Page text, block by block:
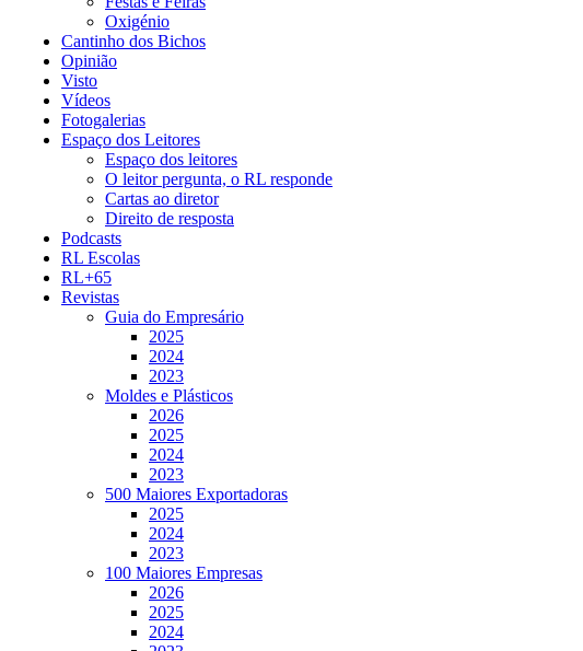
Oxigénio
Cantinho dos Bichos
Opinião
Visto
Vídeos
Fotogalerias
Espaço dos Leitores
Espaço dos leitores
O leitor pergunta, o RL responde
Cartas ao diretor
Direito de resposta
Podcasts
RL Escolas
RL+65
Revistas
Guia do Empresário
2025
2024
2023
Moldes e Plásticos
2026
2025
2024
2023
500 Maiores Exportadoras
2025
2024
2023
100 Maiores Empresas
2026
2025
2024